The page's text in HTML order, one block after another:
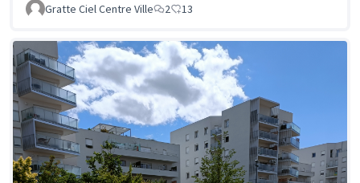
Gratte Ciel Centre Ville 2 13